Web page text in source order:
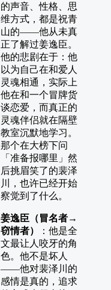
的声音、性格、思
维方式，都是祝青
山的——他从未真
正了解过姜逸臣。
他的悲剧在于：他
以为自己在和爱人
灵魂相通，实际上
他在和一个冒牌货
谈恋爱，而真正的
灵魂伴侣就在隔壁
教室沉默地学习。
那个在大榜下问
「准备报哪里」然
后挑眉笑了的裴泽
川，也许已经开始
察觉到了什么。
姜逸臣（冒名者→
窃情者）
：他是全
文最让人咬牙的角
色。他不是坏人
——他对裴泽川的
感情是真的，追求